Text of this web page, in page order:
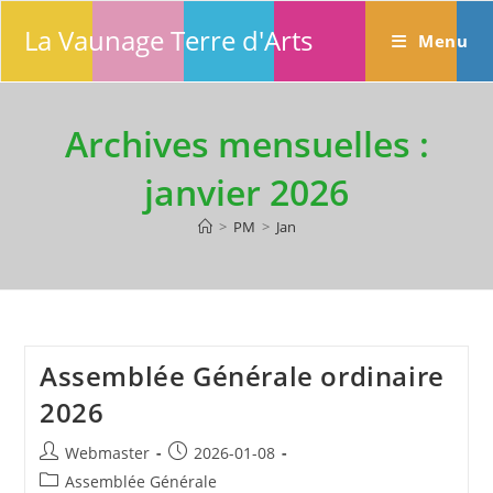
La Vaunage Terre d'Arts Menu
Archives mensuelles :
janvier 2026
> PM > Jan
Assemblée Générale ordinaire
2026
Auteur/autrice
de
Webmaster
Publication
publiée :
2026-01-08
PostAssemblée Générale